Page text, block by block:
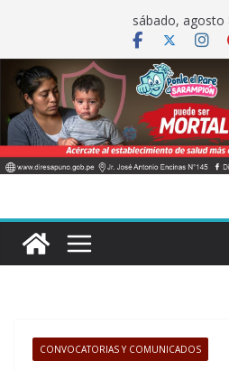
contenido
sábado, agosto
CONVOCATORIAS Y COMUNICADOS